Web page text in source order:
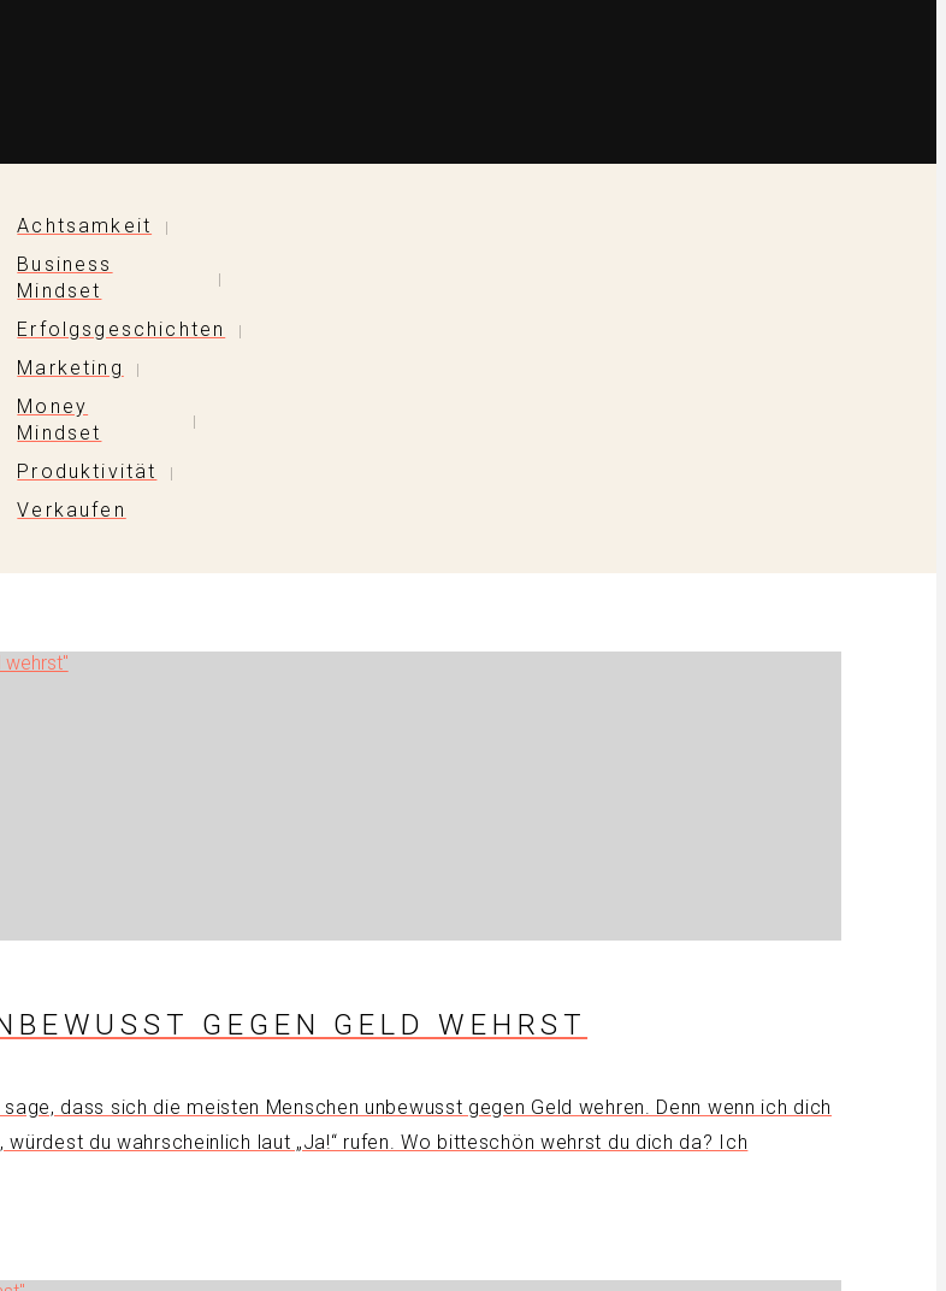
Achtsamkeit |
Business
Mindset
|
Erfolgsgeschichten |
Marketing |
Money
Mindset
|
Produktivität |
Verkaufen
GEGEN GELD WEHRST
dass sich die meisten Menschen unbewusst gegen Geld wehren. Denn wenn ich dich
du wahrscheinlich laut „Ja!“ rufen. Wo bitteschön wehrst du dich da? Ich